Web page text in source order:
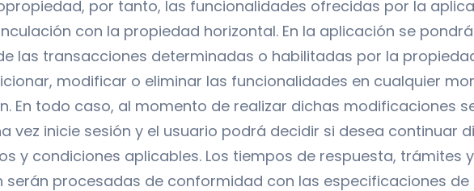
por tanto, las funcionalidades ofrecidas por la
con la propiedad horizontal. En la aplicación se
las transacciones determinadas o habilitadas por la
modificar o eliminar las funcionalidades en cualquier
En todo caso, al momento de realizar dichas modificaciones
vez inicie sesión y el usuario podrá decidir si desea continuar
y condiciones aplicables. Los tiempos de respuesta, trámites
procesadas de conformidad con las especificaciones